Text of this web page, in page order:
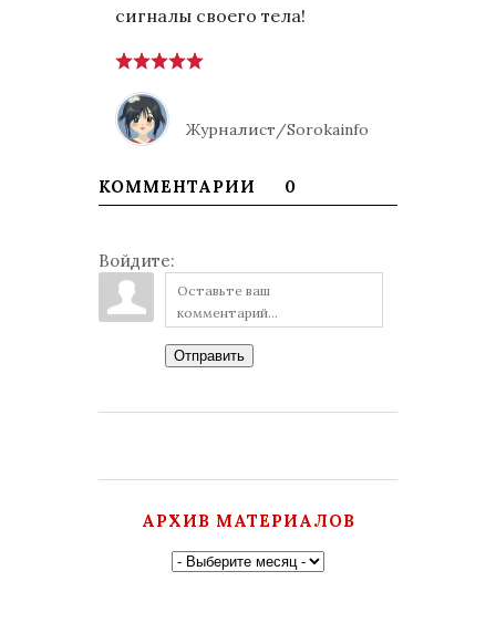
сигналы своего тела!
Журналист/Sorokainfo
КОММЕНТАРИИ 0
Войдите:
Отправить
АРХИВ МАТЕРИАЛОВ